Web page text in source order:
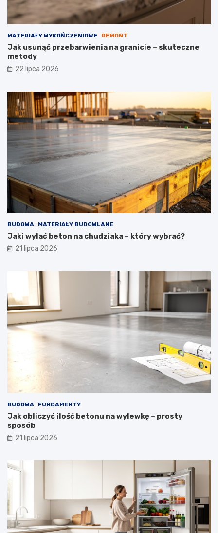
MATERIAŁY WYKOŃCZENIOWE REMONT
Jak usunąć przebarwienia na granicie – skuteczne
metody
22 lipca 2026
BUDOWA MATERIAŁY BUDOWLANE
Jaki wylać beton na chudziaka – który wybrać?
21 lipca 2026
BUDOWA FUNDAMENTY
Jak obliczyć ilość betonu na wylewkę – prosty
sposób
21 lipca 2026